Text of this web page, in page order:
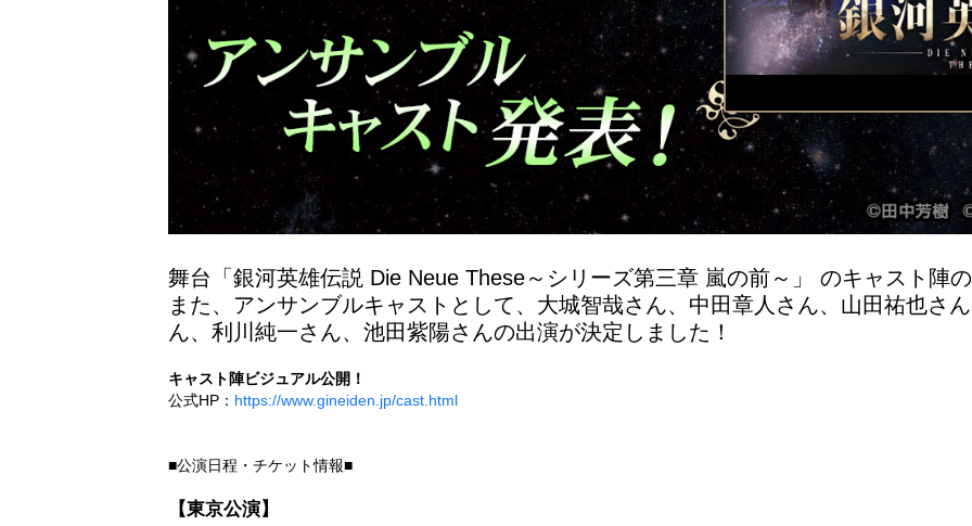
舞台「銀河英雄伝説 Die Neue These～シリーズ第三章 嵐の前～」 のキャスト陣
また、アンサンブルキャストとして、大城智哉さん、中田章人さん、山田祐也さ
ん、利川純一さん、池田紫陽さんの出演が決定しました！
キャスト陣ビジュアル公開！
公式HP： https://www.gineiden.jp/cast.html
■公演日程・チケット情報■
【東京公演】